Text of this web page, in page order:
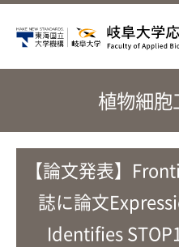
植物細
【論文発表】
誌に論文
Identifies